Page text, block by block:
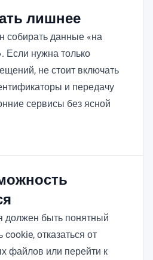
лишнее
собирать данные «на
Если нужна только
не стоит включать
и передачу
сервисы без ясной
должен быть понятный
отказаться от
файлов или перейти к